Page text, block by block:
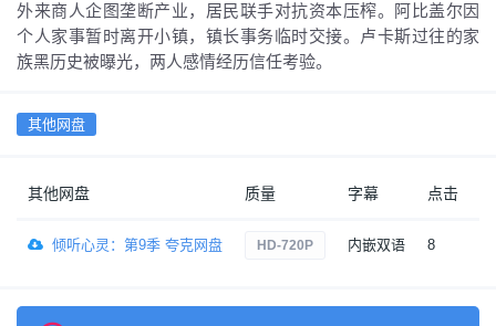
外来商人企图垄断产业，居民联手对抗资本压榨。阿比盖尔因
个人家事暂时离开小镇，镇长事务临时交接。卢卡斯过往的家
族黑历史被曝光，两人感情经历信任考验。
其他网盘
其他网盘 质量 字幕 点击
倾听心灵：第9季 夸克网盘 HD-720P 内嵌双语 8